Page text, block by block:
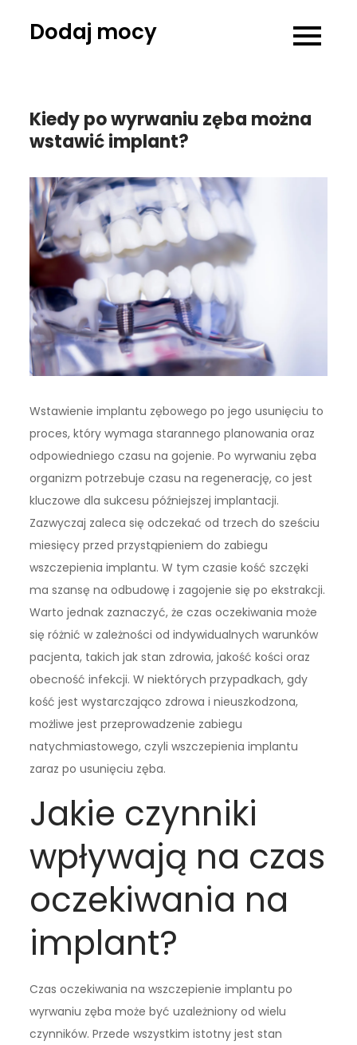
Dodaj mocy
Kiedy po wyrwaniu zęba można
wstawić implant?
Wstawienie implantu zębowego po jego usunięciu to
proces, który wymaga starannego planowania oraz
odpowiedniego czasu na gojenie. Po wyrwaniu zęba
organizm potrzebuje czasu na regenerację, co jest
kluczowe dla sukcesu późniejszej implantacji.
Zazwyczaj zaleca się odczekać od trzech do sześciu
miesięcy przed przystąpieniem do zabiegu
wszczepienia implantu. W tym czasie kość szczęki
ma szansę na odbudowę i zagojenie się po ekstrakcji.
Warto jednak zaznaczyć, że czas oczekiwania może
się różnić w zależności od indywidualnych warunków
pacjenta, takich jak stan zdrowia, jakość kości oraz
obecność infekcji. W niektórych przypadkach, gdy
kość jest wystarczająco zdrowa i nieuszkodzona,
możliwe jest przeprowadzenie zabiegu
natychmiastowego, czyli wszczepienia implantu
zaraz po usunięciu zęba.
Jakie czynniki
wpływają na czas
oczekiwania na
implant?
Czas oczekiwania na wszczepienie implantu po
wyrwaniu zęba może być uzależniony od wielu
czynników. Przede wszystkim istotny jest stan